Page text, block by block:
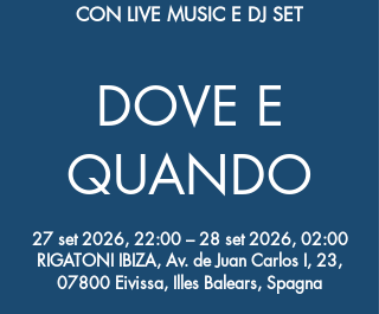
CON LIVE MUSIC E DJ SET
DOVE E
QUANDO
27 set 2026, 22:00 – 28 set 2026, 02:00
RIGATONI IBIZA, Av. de Juan Carlos I, 23,
07800 Eivissa, Illes Balears, Spagna